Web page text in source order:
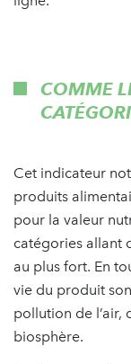
COMME
Cet indicateur
produits
pour la valeur
catégories allant
au plus fort. En
vie du produit
pollution de l’air,
biosphère.